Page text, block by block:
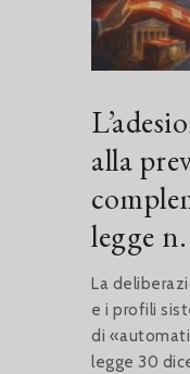
alla
legge
La
e i profili
di
legge 30